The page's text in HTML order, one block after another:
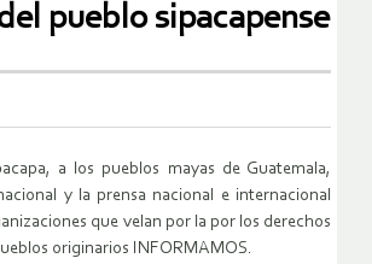
pueblo sipacapense
a los pueblos mayas de Guatemala,
y la prensa nacional e internacional
que velan por la por los derechos
originarios INFORMAMOS.